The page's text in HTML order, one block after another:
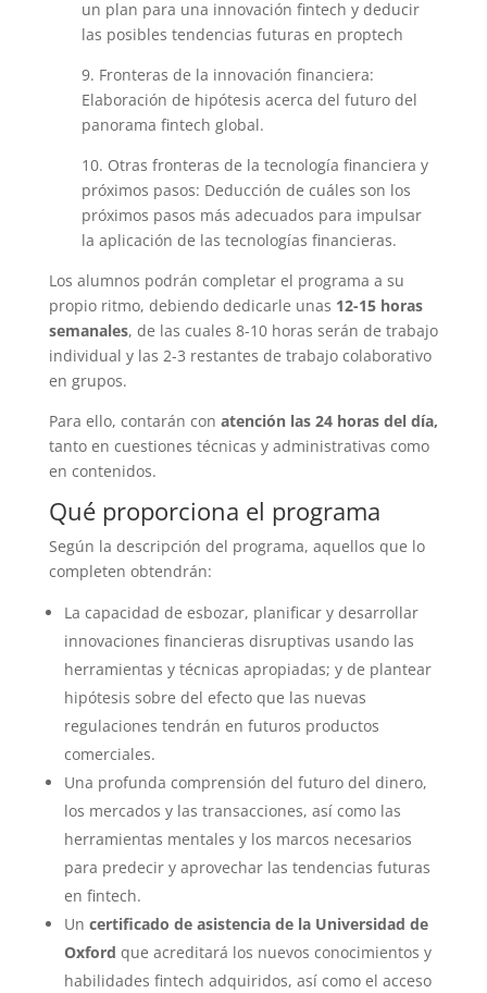
un plan para una innovación fintech y deducir
las posibles tendencias futuras en proptech
9. Fronteras de la innovación financiera:
Elaboración de hipótesis acerca del futuro del
panorama fintech global.
10. Otras fronteras de la tecnología financiera y
próximos pasos: Deducción de cuáles son los
próximos pasos más adecuados para impulsar
la aplicación de las tecnologías financieras.
Los alumnos podrán completar el programa a su
propio ritmo, debiendo dedicarle unas 12-15 horas
semanales, de las cuales 8-10 horas serán de trabajo
individual y las 2-3 restantes de trabajo colaborativo
en grupos.
Para ello, contarán con atención las 24 horas del día,
tanto en cuestiones técnicas y administrativas como
en contenidos.
Qué proporciona el programa
Según la descripción del programa, aquellos que lo
completen obtendrán:
La capacidad de esbozar, planificar y desarrollar
innovaciones financieras disruptivas usando las
herramientas y técnicas apropiadas; y de plantear
hipótesis sobre del efecto que las nuevas
regulaciones tendrán en futuros productos
comerciales.
Una profunda comprensión del futuro del dinero,
los mercados y las transacciones, así como las
herramientas mentales y los marcos necesarios
para predecir y aprovechar las tendencias futuras
en fintech.
Un certificado de asistencia de la Universidad de
Oxford que acreditará los nuevos conocimientos y
habilidades fintech adquiridos, así como el acceso